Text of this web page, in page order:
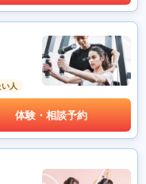
人
体験・相談予約